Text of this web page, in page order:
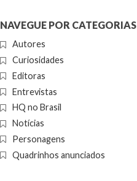
NAVEGUE POR CATEGORIAS
Autores
Curiosidades
Editoras
Entrevistas
HQ no Brasil
Notícias
Personagens
Quadrinhos anunciados